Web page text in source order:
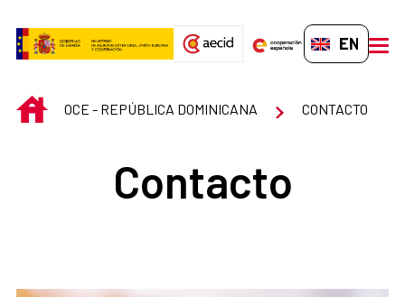
EN-GB
INICIOOCE - REPÚBLICA DOMINICANA CONTACTO
Contacto